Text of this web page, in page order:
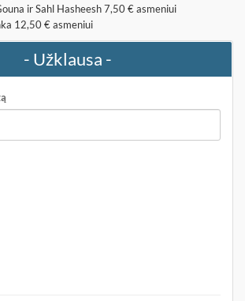
ir Sahl Hasheesh 7,50 € asmeniui
12,50 € asmeniui
- Užklausa -